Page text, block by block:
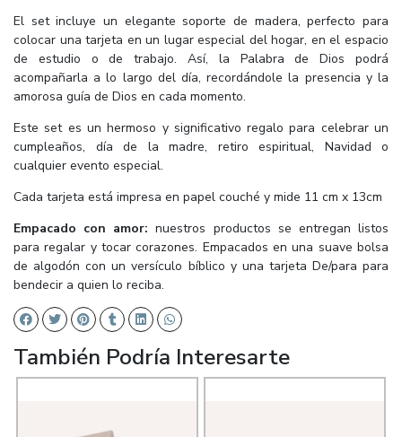
El set incluye un elegante soporte de madera, perfecto para
colocar una tarjeta en un lugar especial del hogar, en el espacio
de estudio o de trabajo. Así, la Palabra de Dios podrá
acompañarla a lo largo del día, recordándole la presencia y la
amorosa guía de Dios en cada momento.
Este set es un hermoso y significativo regalo para celebrar un
cumpleaños, día de la madre, retiro espiritual, Navidad o
cualquier evento especial.
Cada tarjeta está impresa en papel couché y mide 11 cm x 13cm
Empacado con amor: nuestros productos se entregan listos
para regalar y tocar corazones. Empacados en una suave bolsa
de algodón con un versículo bíblico y una tarjeta De/para para
bendecir a quien lo reciba.
También Podría Interesarte